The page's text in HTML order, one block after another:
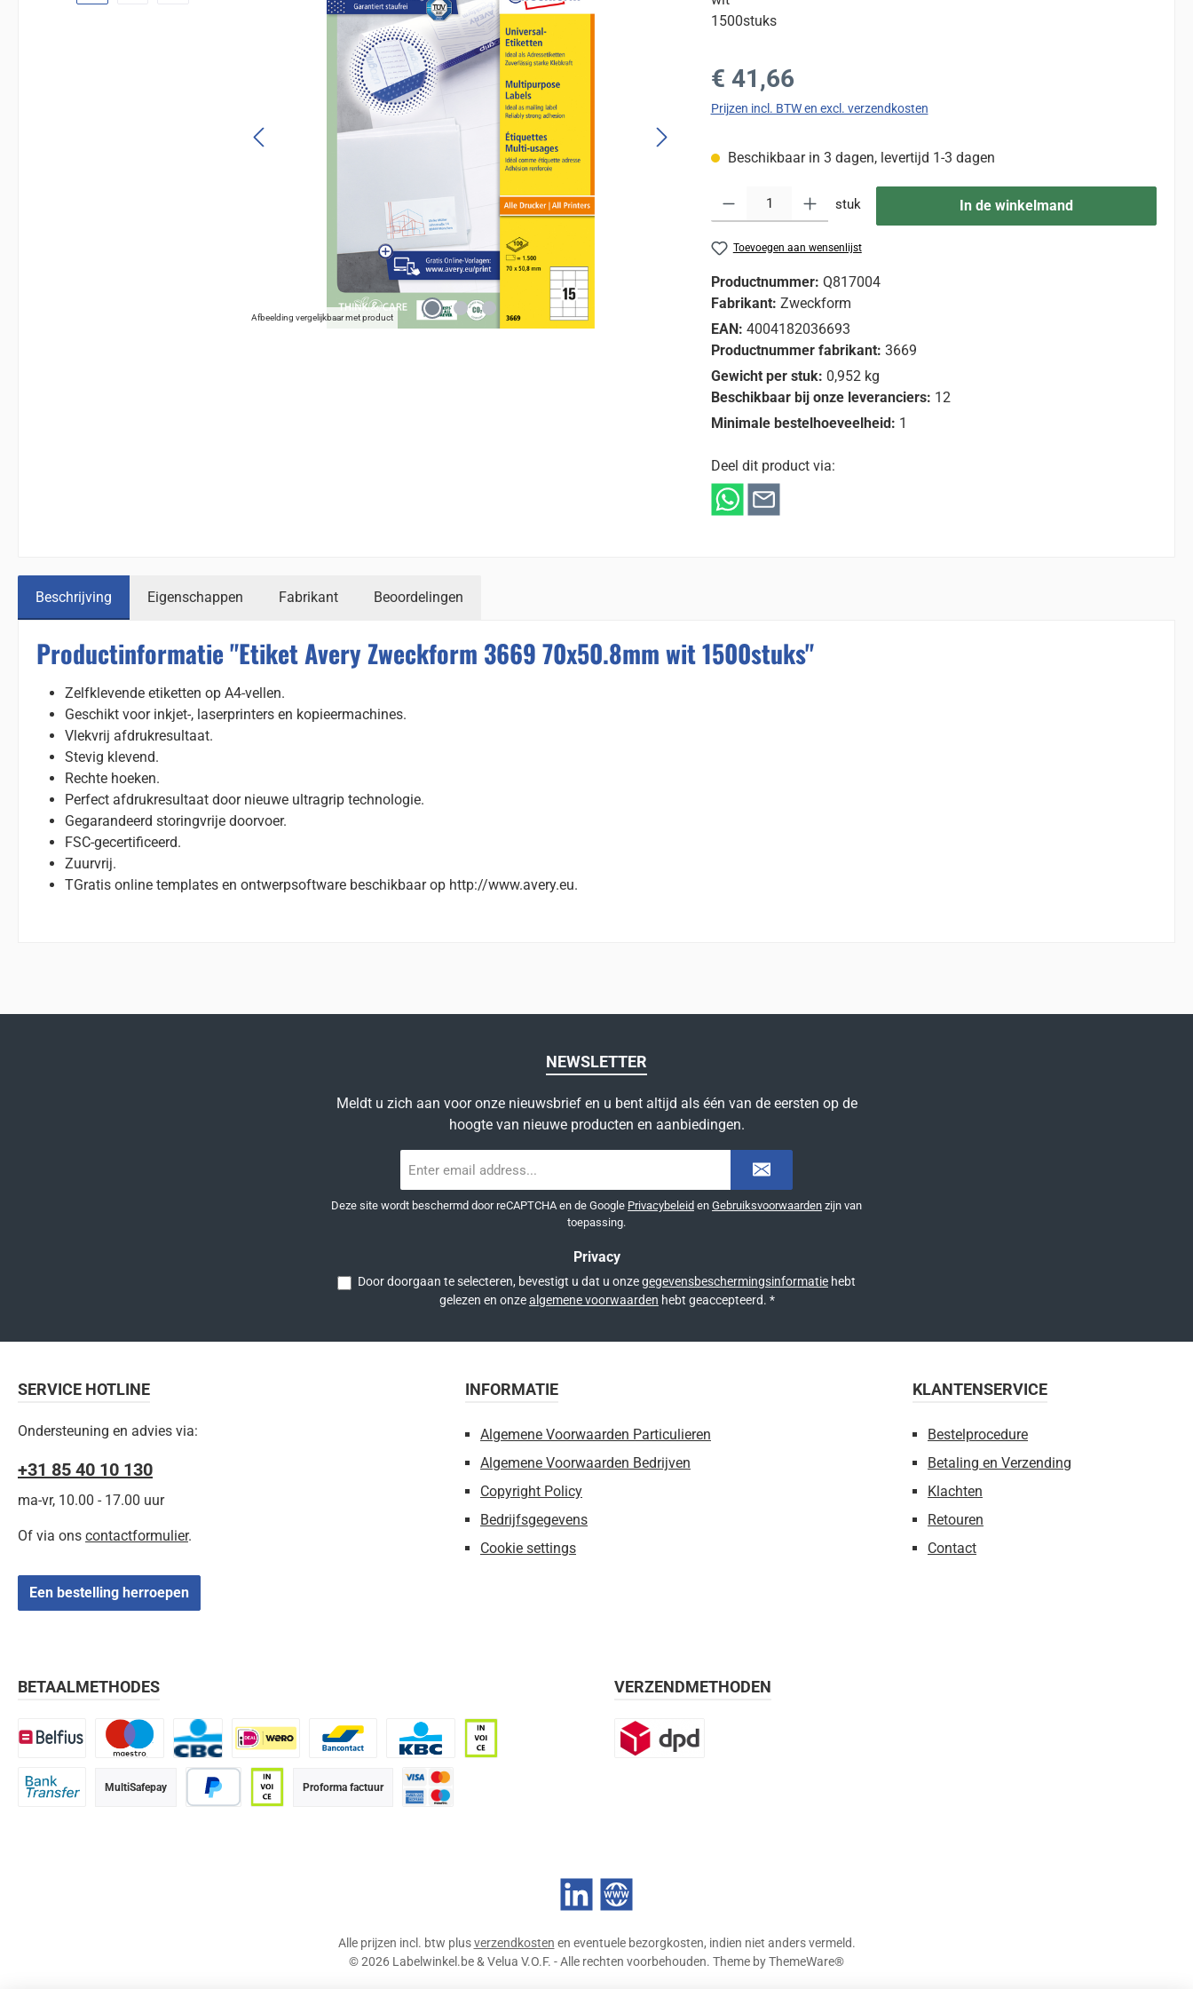
Afbeelding vergelijkbaar met product
1500stuks
Normale prijs:
€ 41,66
Prijzen incl. BTW en excl. verzendkosten
Beschikbaar in 3 dagen, levertijd 1-3 dagen
Producthoeveelheid: Voer de gewenste hoeveelheid in of gebruik de knoppen om de
stuk In de winkelmand
Toevoegen aan wensenlijst
Productnummer: Q817004
Fabrikant: Zweckform
EAN: 4004182036693
Productnummer fabrikant: 3669
Gewicht per stuk: 0,952 kg
Beschikbaar bij onze leveranciers: 12
Minimale bestelhoeveelheid: 1
Deel dit product via:
Beschrijving Eigenschappen Fabrikant Beoordelingen
Productinformatie "Etiket Avery Zweckform 3669 70x50.8mm wit 1500stuks"
Zelfklevende etiketten op A4-vellen.
Geschikt voor inkjet-, laserprinters en kopieermachines.
Vlekvrij afdrukresultaat.
Stevig klevend.
Rechte hoeken.
Perfect afdrukresultaat door nieuwe ultragrip technologie.
Gegarandeerd storingvrije doorvoer.
FSC-gecertificeerd.
Zuurvrij.
TGratis online templates en ontwerpsoftware beschikbaar op http://www.avery.eu.
NEWSLETTER
Meldt u zich aan voor onze nieuwsbrief en u bent altijd als één van de eersten op de
hoogte van nieuwe producten en aanbiedingen.
mailadres
Deze site wordt beschermd door reCAPTCHA en de Google Privacybeleid en Gebruiksvoorwaarden zijn van
toepassing.
Privacy
Door doorgaan te selecteren, bevestigt u dat u onzegegevensbeschermingsinformatie hebt
gelezen en onzealgemene voorwaarden hebt geaccepteerd. *
SERVICE HOTLINE
Ondersteuning en advies via:
+31 85 40 10 130
ma-vr, 10.00 - 17.00 uur
Of via ons contactformulier.
Een bestelling herroepen
INFORMATIE
Algemene Voorwaarden Particulieren
Algemene Voorwaarden Bedrijven
Copyright Policy
Bedrijfsgegevens
Cookie settings
KLANTENSERVICE
Bestelprocedure
Betaling en Verzending
Klachten
Retouren
Contact
BETAALMETHODES
iDEAL | Wero
MultiSafepay Proforma factuur
CBC
VERZENDMETHODEN
LinkedIn Website
Alle prijzen incl. btw plusverzendkosten en eventuele bezorgkosten, indien niet anders vermeld.
© 2026 Labelwinkel.be & Velua V.O.F. - Alle rechten voorbehouden. Theme byThemeWare®